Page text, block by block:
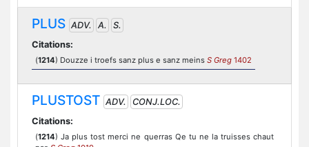
PLUS ADV. A.
S.
Citations:
(1214) Douzze i troefs sanz plus e sanz meins S Greg 1402
PLUSTOST ADV.
CONJ.LOC.
Citations:
(1214) Ja plus tost merci ne querras Qe tu ne la truisses chaut